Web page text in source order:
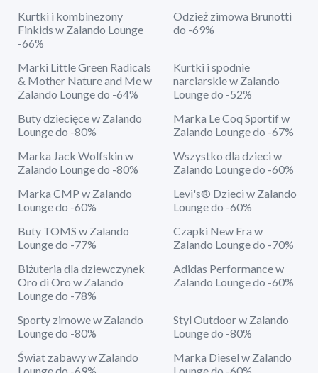
Kurtki i kombinezony
Finkids w Zalando Lounge
-66%
Odzież zimowa Brunotti
do -69%
Marki Little Green Radicals
& Mother Nature and Me w
Zalando Lounge do -64%
Kurtki i spodnie
narciarskie w Zalando
Lounge do -52%
Buty dziecięce w Zalando
Lounge do -80%
Marka Le Coq Sportif w
Zalando Lounge do -67%
Marka Jack Wolfskin w
Zalando Lounge do -80%
Wszystko dla dzieci w
Zalando Lounge do -60%
Marka CMP w Zalando
Lounge do -60%
Levi's® Dzieci w Zalando
Lounge do -60%
Buty TOMS w Zalando
Lounge do -77%
Czapki New Era w
Zalando Lounge do -70%
Biżuteria dla dziewczynek
Oro di Oro w Zalando
Lounge do -78%
Adidas Performance w
Zalando Lounge do -60%
Sporty zimowe w Zalando
Lounge do -80%
Styl Outdoor w Zalando
Lounge do -80%
Świat zabawy w Zalando
Marka Diesel w Zalando